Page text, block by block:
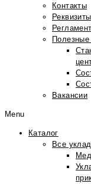
Контакты
Реквизиты
Вакансии
Menu
Каталог
Все